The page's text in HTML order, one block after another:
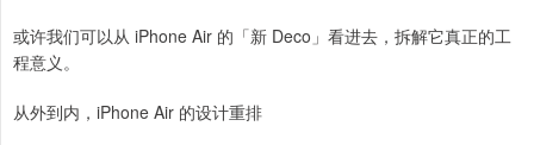
或许我们可以从 iPhone Air 的「新 Deco」看进去，拆解它真正的工
程意义。
从外到内，iPhone Air 的设计重排